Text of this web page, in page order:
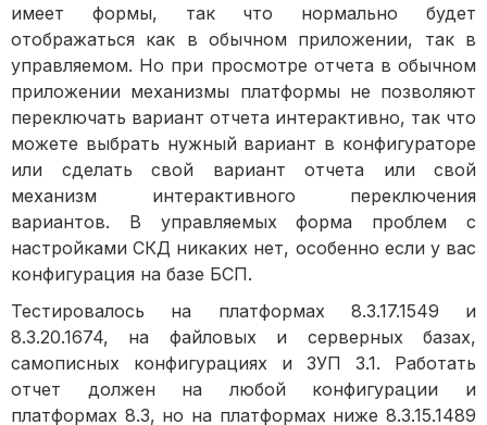
имеет формы, так что нормально будет
отображаться как в обычном приложении, так в
управляемом. Но при просмотре отчета в обычном
приложении механизмы платформы не позволяют
переключать вариант отчета интерактивно, так что
можете выбрать нужный вариант в конфигураторе
или сделать свой вариант отчета или свой
механизм интерактивного переключения
вариантов. В управляемых форма проблем с
настройками СКД никаких нет, особенно если у вас
конфигурация на базе БСП.
Тестировалось на платформах 8.3.17.1549 и
8.3.20.1674, на файловых и серверных базах,
самописных конфигурациях и ЗУП 3.1. Работать
отчет должен на любой конфигурации и
платформах 8.3, но на платформах ниже 8.3.15.1489